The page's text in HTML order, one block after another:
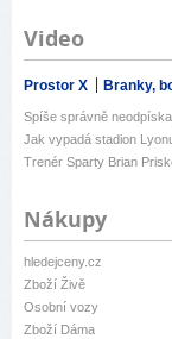
Video
Prostor X Branky,
Spíše správně
Jak vypadá stadion
Trenér Sparty Brian
Nákupy
hledejceny.cz
Zboží Živě
Osobní vozy
Zboží Dáma